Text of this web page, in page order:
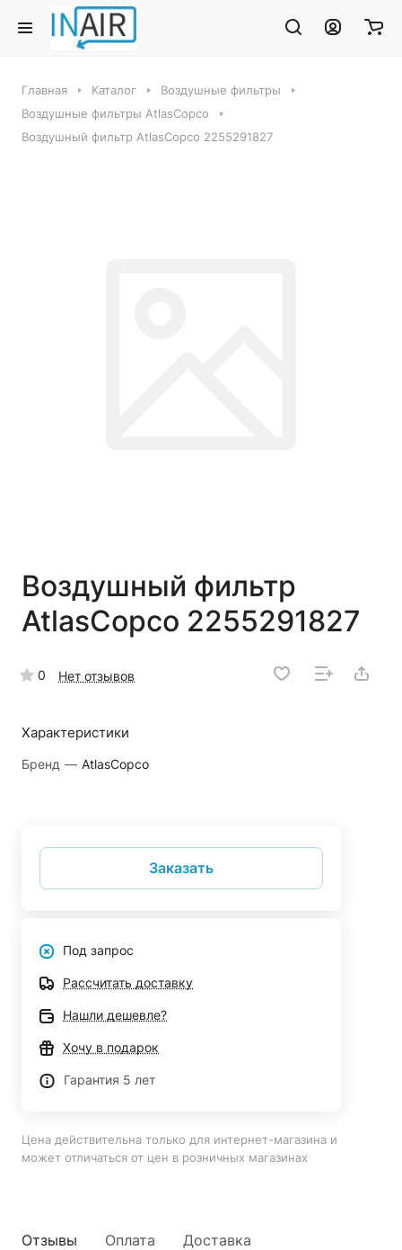
Главная Каталог
Воздушные фильтры
Воздушные фильтры AtlasCopco
Воздушный фильтр AtlasCopco 2255291827
Воздушный фильтр
AtlasCopco 2255291827
0 Нет отзывов
Характеристики
Бренд — AtlasCopco
Заказать
Под запрос
Рассчитать доставку
Нашли дешевле?
Хочу в подарок
Гарантия 5 лет
Цена действительна только для интернет-магазина и
может отличаться от цен в розничных магазинах
Отзывы Оплата Доставка